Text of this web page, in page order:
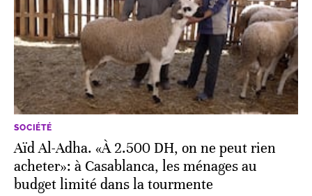
SOCIÉTÉ
Aïd Al-Adha. «À 2.500 DH, on ne peut rien
acheter»: à Casablanca, les ménages au
budget limité dans la tourmente